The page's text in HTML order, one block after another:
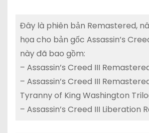
Đây là phiên bản Remastered,
họa cho bản gốc Assassin’s
này đã bao gồm:
– Assassin’s Creed III
– Assassin’s Creed III
Tyranny of King Washington
– Assassin’s Creed III Liberation